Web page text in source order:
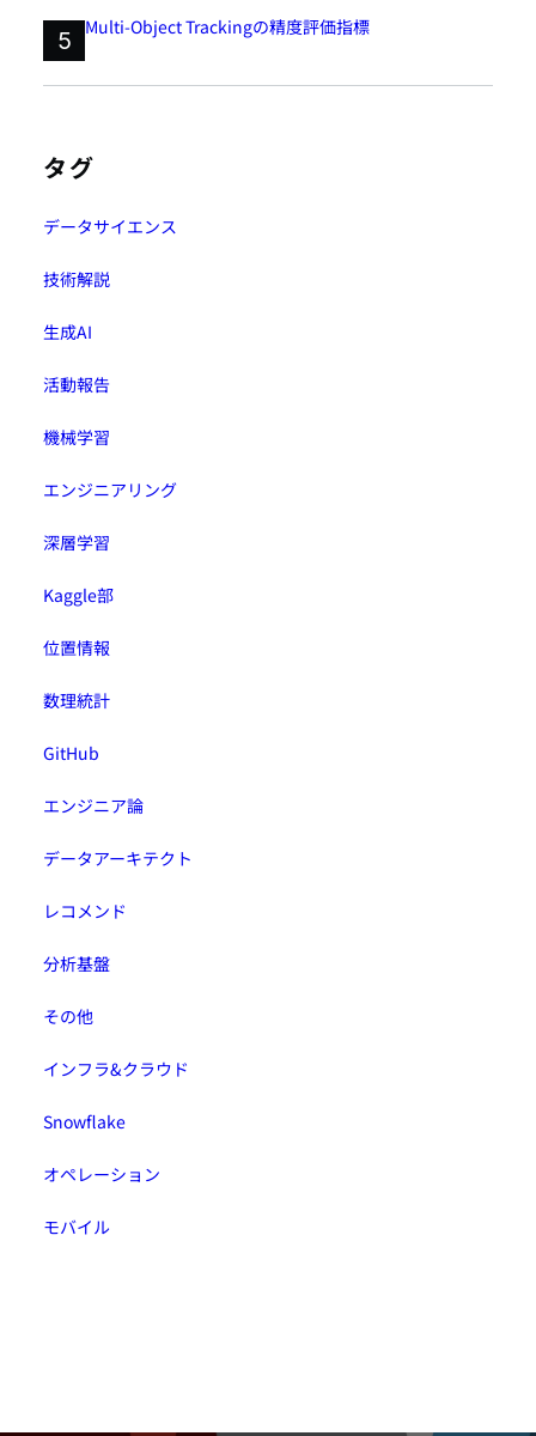
5 Multi-Object Trackingの精度評価指標
タグ
データサイエンス
技術解説
生成AI
活動報告
機械学習
エンジニアリング
深層学習
Kaggle部
位置情報
数理統計
GitHub
エンジニア論
データアーキテクト
レコメンド
分析基盤
その他
インフラ&クラウド
Snowflake
オペレーション
モバイル